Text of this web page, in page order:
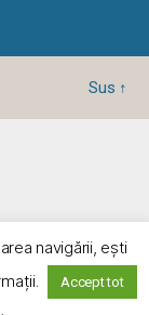
Sus ↑
navigării, eşti
Accept tot